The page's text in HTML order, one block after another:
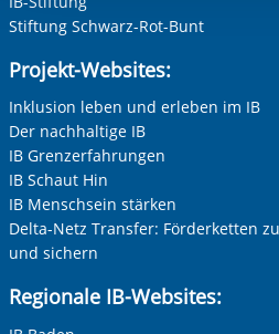
Stiftung Schwarz-Rot-Bunt
Projekt-Websites:
Inklusion leben und erleben im IB
Der nachhaltige IB
IB Grenzerfahrungen
IB Schaut Hin
IB Menschsein stärken
Delta-Netz Transfer: Förderketten
und sichern
Regionale IB-Websites: